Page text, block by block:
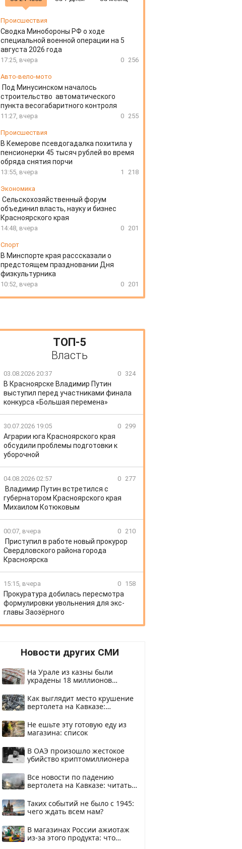
Происшествия
Сводка Минобороны РФ о ходе
специальной военной операции на 5
августа 2026 года
17:25, вчера 0 256
Авто-вело-мото
Под Минусинском началось
строительство автоматического
пункта весогабаритного контроля
11:27, вчера 0 255
Происшествия
В Кемерове псевдогадалка похитила у
пенсионерки 45 тысяч рублей во время
обряда снятия порчи
13:55, вчера 1 218
Экономика
Сельскохозяйственный форум
объединил власть, науку и бизнес
Красноярского края
14:48, вчера 0 201
Спорт
В Минспорте края расссказали о
предстоящем праздновании Дня
физкультурника
10:52, вчера 0 201
ТОП-5
Власть
03.08.2026 20:37 0 324
В Красноярске Владимир Путин
выступил перед участниками финала
конкурса «Большая перемена»
30.07.2026 19:05 0 299
Аграрии юга Красноярского края
обсудили проблемы подготовки к
уборочной
04.08.2026 02:57 0 277
Владимир Путин встретился с
губернатором Красноярского края
Михаилом Котюковым
00:07, вчера 0 210
Приступил в работе новый прокурор
Свердловского района города
Красноярска
15:15, вчера 0 158
Прокуратура добилась пересмотра
формулировки увольнения для экс-
главы Заозёрного
Новости других СМИ
На Урале из казны были
украдены 18 миллионов
Как выглядит место крушение
вертолета на Кавказе:
Не ешьте эту готовую еду из
магазина: список
В ОАЭ произошло жестокое
убийство криптомиллионера
Все новости по падению
вертолета на Кавказе: читать
Таких событий не было с 1945:
чего ждать всем нам?
В магазинах России ажиотаж
из-за этого продукта: что